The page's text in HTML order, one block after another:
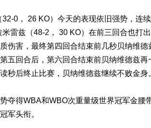
32-0， 26 KO）今天的表现依旧强势，连
米雷兹（48-2， 30 KO）在前三回合也打
伤害，最终第四回合结束前几秒贝纳维
五回合后，第六回合结束前贝纳维德兹
秒后终止比赛，贝纳维德兹继续不败金身
夺得WBA和WBO次重量级世界冠军金腰
军头衔。